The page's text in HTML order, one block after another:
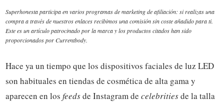
Superhonesta participa en varios programas de marketing de afiliación: si realizas una
compra a través de nuestros enlaces recibimos una comisión sin coste añadido para ti.
Este es un artículo patrocinado por la marca y los productos citados han sido
proporcionados por Currentbody.
Hace ya un tiempo que los dispositivos faciales de luz LED
son habituales en tiendas de cosmética de alta gama y
aparecen en los feedsde Instagram de celebritiesde la talla